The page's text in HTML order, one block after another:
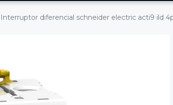
Interruptor diferencial schneider electric acti9 ild